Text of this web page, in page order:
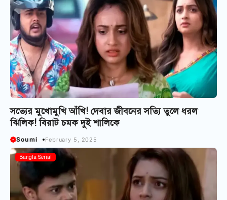
সত্যের মুখোমুখি আঁখি! দেবার জীবনের সত্যি তুলে ধরল
ঝিলিক! বিরাট চমক দুই শালিকে
Soumi February 5, 2025
Bangla Serial